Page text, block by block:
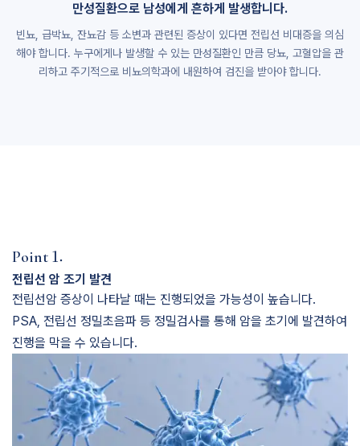
만성질환으로 남성에게 흔하게 발생합니다.
빈뇨, 급박뇨, 잔뇨감 등 소변과 관련된 증상이 있다면 전립선 비대증을 의심
해야 합니다. 누구에게나 발생할 수 있는 만성질환인 만큼 당뇨, 고혈압을 관
리하고 주기적으로 비뇨의학과에 내원하여 검진을 받아야 합니다.
Point 1.
전립선 암 조기 발견
전립선암 증상이 나타날 때는 진행되었을 가능성이 높습니다.
PSA, 전립선 정밀초음파 등 정밀검사를 통해 암을 초기에 발견하여
진행을 막을 수 있습니다.